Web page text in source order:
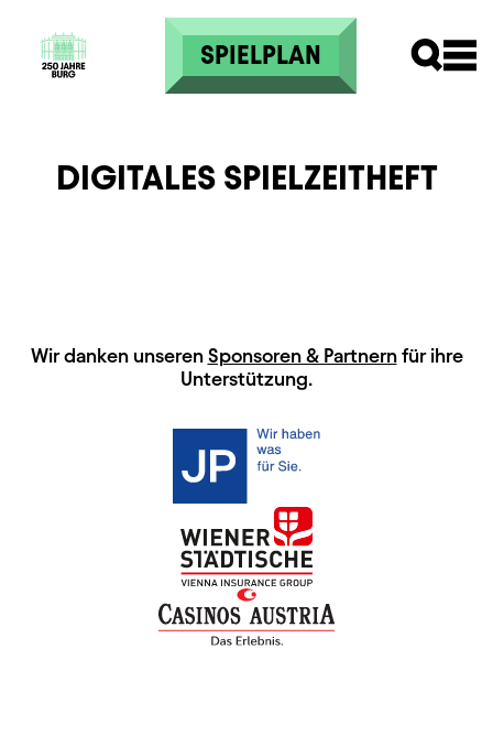
Direkt zum Inhalt
SPIELPLAN
DIGITALES SPIELZEITHEFT
HAUPTSPONSOREN
Wir danken unseren Sponsoren & Partnernfür ihre
Unterstützung.